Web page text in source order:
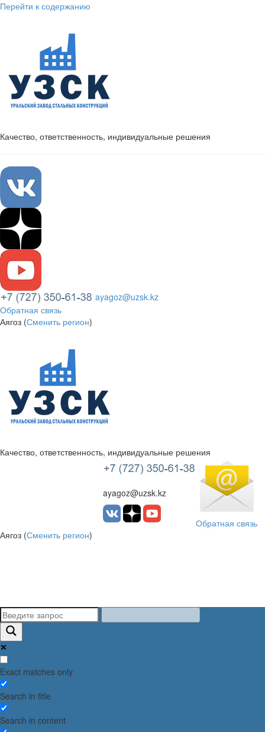
Перейти к содержанию
Качество, ответственность, индивидуальные решения
ayagoz@uzsk.kz
Обратная связь
Аягоз (Сменить регион)
УЗСК Казахстан
Качество, ответственность, индивидуальные решения
ayagoz@uzsk.kz
Обратная связь
Аягоз (Сменить регион)
Exact matches only
Search in title
Search in content